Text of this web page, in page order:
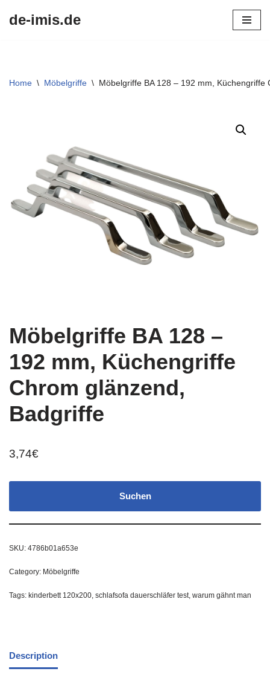
de-imis.de
Home \ Möbelgriffe \ Möbelgriffe BA 128 – 192 mm, Küchengriffe
Möbelgriffe BA 128 –
192 mm, Küchengriffe
Chrom glänzend,
Badgriffe
3,74€
Suchen
SKU: 4786b01a653e
Category: Möbelgriffe
Tags: kinderbett 120x200, schlafsofa dauerschläfer test, warum gähnt man
Description